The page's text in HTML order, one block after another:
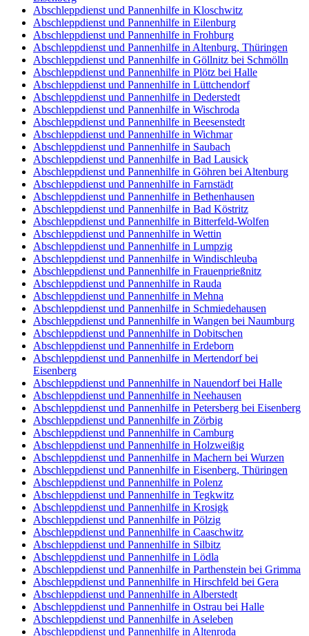
Abschleppdienst und Pannenhilfe in Kloschwitz
Abschleppdienst und Pannenhilfe in Eilenburg
Abschleppdienst und Pannenhilfe in Frohburg
Abschleppdienst und Pannenhilfe in Altenburg, Thüringen
Abschleppdienst und Pannenhilfe in Göllnitz bei Schmölln
Abschleppdienst und Pannenhilfe in Plötz bei Halle
Abschleppdienst und Pannenhilfe in Lüttchendorf
Abschleppdienst und Pannenhilfe in Dederstedt
Abschleppdienst und Pannenhilfe in Wischroda
Abschleppdienst und Pannenhilfe in Beesenstedt
Abschleppdienst und Pannenhilfe in Wichmar
Abschleppdienst und Pannenhilfe in Saubach
Abschleppdienst und Pannenhilfe in Bad Lausick
Abschleppdienst und Pannenhilfe in Göhren bei Altenburg
Abschleppdienst und Pannenhilfe in Farnstädt
Abschleppdienst und Pannenhilfe in Bethenhausen
Abschleppdienst und Pannenhilfe in Bad Köstritz
Abschleppdienst und Pannenhilfe in Bitterfeld-Wolfen
Abschleppdienst und Pannenhilfe in Wettin
Abschleppdienst und Pannenhilfe in Lumpzig
Abschleppdienst und Pannenhilfe in Windischleuba
Abschleppdienst und Pannenhilfe in Frauenprießnitz
Abschleppdienst und Pannenhilfe in Rauda
Abschleppdienst und Pannenhilfe in Mehna
Abschleppdienst und Pannenhilfe in Schmiedehausen
Abschleppdienst und Pannenhilfe in Wangen bei Naumburg
Abschleppdienst und Pannenhilfe in Dobitschen
Abschleppdienst und Pannenhilfe in Erdeborn
Abschleppdienst und Pannenhilfe in Mertendorf bei
Eisenberg
Abschleppdienst und Pannenhilfe in Nauendorf bei Halle
Abschleppdienst und Pannenhilfe in Neehausen
Abschleppdienst und Pannenhilfe in Petersberg bei Eisenberg
Abschleppdienst und Pannenhilfe in Zörbig
Abschleppdienst und Pannenhilfe in Camburg
Abschleppdienst und Pannenhilfe in Holzweißig
Abschleppdienst und Pannenhilfe in Machern bei Wurzen
Abschleppdienst und Pannenhilfe in Eisenberg, Thüringen
Abschleppdienst und Pannenhilfe in Polenz
Abschleppdienst und Pannenhilfe in Tegkwitz
Abschleppdienst und Pannenhilfe in Krosigk
Abschleppdienst und Pannenhilfe in Pölzig
Abschleppdienst und Pannenhilfe in Caaschwitz
Abschleppdienst und Pannenhilfe in Silbitz
Abschleppdienst und Pannenhilfe in Lödla
Abschleppdienst und Pannenhilfe in Parthenstein bei Grimma
Abschleppdienst und Pannenhilfe in Hirschfeld bei Gera
Abschleppdienst und Pannenhilfe in Alberstedt
Abschleppdienst und Pannenhilfe in Ostrau bei Halle
Abschleppdienst und Pannenhilfe in Aseleben
Abschleppdienst und Pannenhilfe in Altenroda